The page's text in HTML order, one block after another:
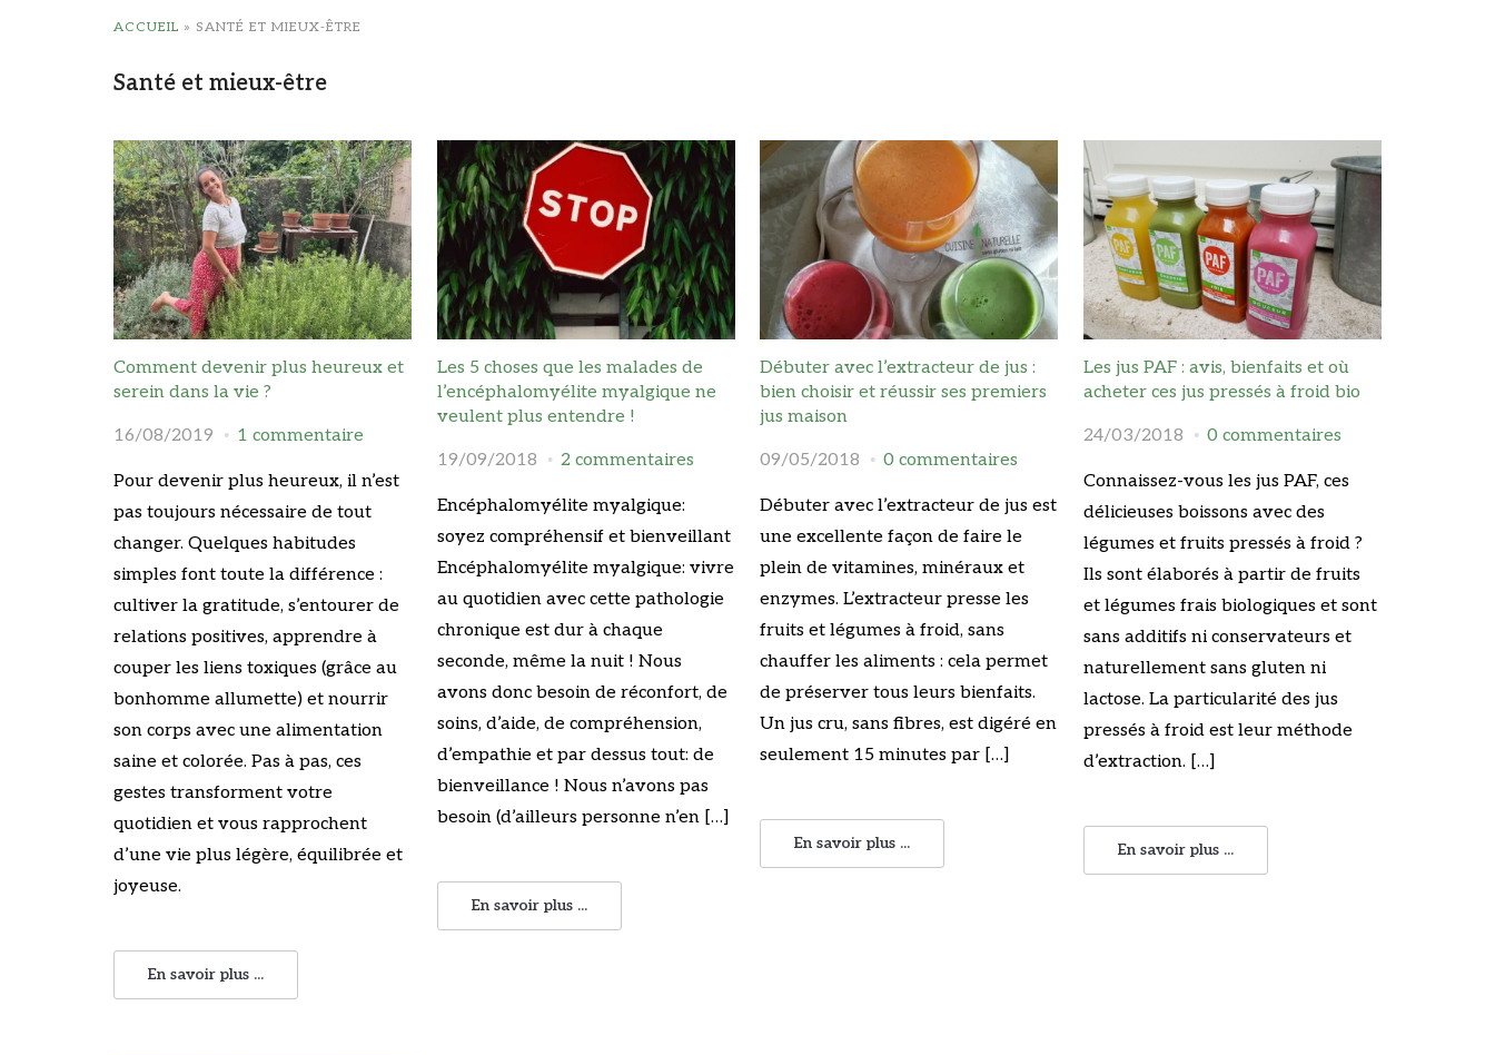
ACCUEIL » SANTÉ ET MIEUX-ÊTRE
Santé et mieux-être
Comment devenir plus heureux et
serein dans la vie ?
16/08/2019 1 commentaire
Pour devenir plus heureux, il n’est
pas toujours nécessaire de tout
changer. Quelques habitudes
simples font toute la différence :
cultiver la gratitude, s’entourer de
relations positives, apprendre à
couper les liens toxiques (grâce au
bonhomme allumette) et nourrir
son corps avec une alimentation
saine et colorée. Pas à pas, ces
gestes transforment votre
quotidien et vous rapprochent
d’une vie plus légère, équilibrée et
joyeuse.
En savoir plus ...
Les 5 choses que les malades de
l’encéphalomyélite myalgique ne
veulent plus entendre !
19/09/2018 2 commentaires
Encéphalomyélite myalgique:
soyez compréhensif et bienveillant
Encéphalomyélite myalgique: vivre
au quotidien avec cette pathologie
chronique est dur à chaque
seconde, même la nuit ! Nous
avons donc besoin de réconfort, de
soins, d’aide, de compréhension,
d’empathie et par dessus tout: de
bienveillance ! Nous n’avons pas
besoin (d’ailleurs personne n’en […]
En savoir plus ...
Débuter avec l’extracteur de jus :
bien choisir et réussir ses premiers
jus maison
09/05/2018 0 commentaires
Débuter avec l’extracteur de jus est
une excellente façon de faire le
plein de vitamines, minéraux et
enzymes. L’extracteur presse les
fruits et légumes à froid, sans
chauffer les aliments : cela permet
de préserver tous leurs bienfaits.
Un jus cru, sans fibres, est digéré en
seulement 15 minutes par […]
En savoir plus ...
Les jus PAF : avis, bienfaits et où
acheter ces jus pressés à froid bio
24/03/2018 0 commentaires
Connaissez-vous les jus PAF, ces
délicieuses boissons avec des
légumes et fruits pressés à froid ?
Ils sont élaborés à partir de fruits
et légumes frais biologiques et sont
sans additifs ni conservateurs et
naturellement sans gluten ni
lactose. La particularité des jus
pressés à froid est leur méthode
d’extraction. […]
En savoir plus ...